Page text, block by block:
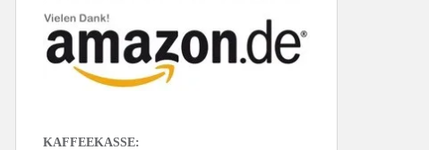
KAFFEEKASSE: